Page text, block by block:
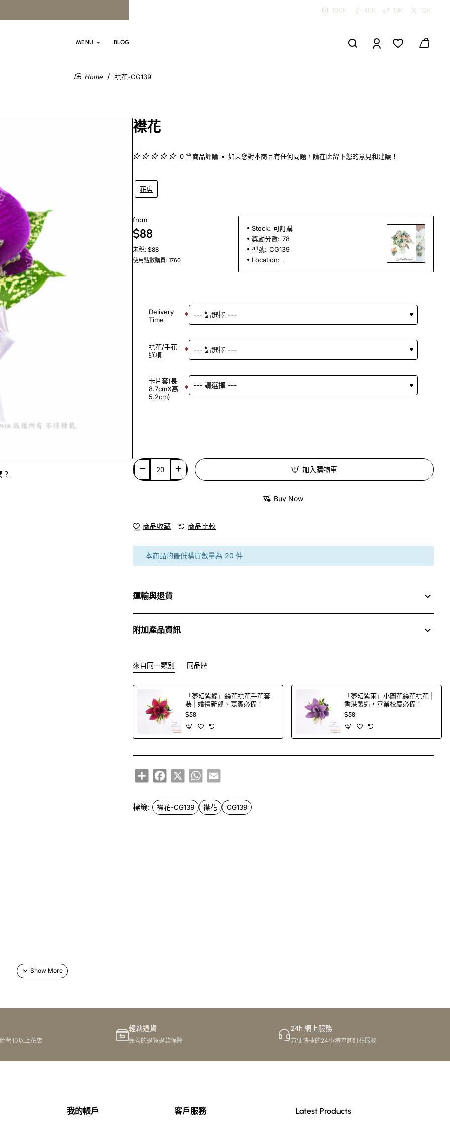
100K 40K 19K 12K
MENU BLOG
襟花-CG139
襟花
花店
0 筆商品評論 • 如果您對本商品有任何問題，請在此留下您的意見和建議！
from
$88
未稅: $88
使用點數購買: 1760
Stock: 可訂購
獎勵分數: 78
型號: CG139
Location: .
Delivery
Time
襟花/手花
選項
卡片套(長
8.7cmX高
5.2cm)
加入購物車
Buy Now
商品收藏 商品比較
本商品的最低購買數量為 20 件
運輸與退貨
附加產品資訊
來自同一類別 同品牌
「夢幻紫蝶」絲花襟花手花套
裝 | 婚禮新郎、嘉賓必備！
$58
「夢幻紫雨」小蘭花絲花襟花 |
香港製造，畢業校慶必備！
$58
ShareFacebook
X WhatsApp
Email
標籤: 襟花-CG139 襟花 CG139
營10以上花店
輕鬆退貨
完善的退貨退款保障
24h 網上服務
方便快捷的24小時查詢訂花服務
我的帳戶 客戶服務 Latest Products